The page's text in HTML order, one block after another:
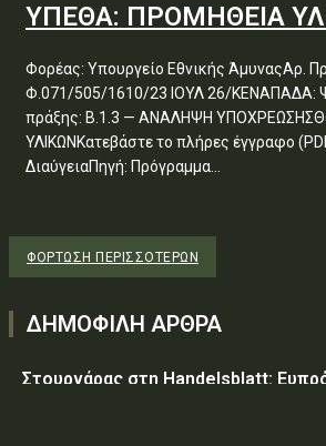
ΥΠΕΘΑ: ΠΡΟΜΗΘΕΙΑ
Φορέας: Υπουργείο Εθνικής ΆμυναςΑρ.
Φ.071/505/1610/23 ΙΟΥΛ 26/ΚΕΝΑΠΑΔΑ:
πράξης: Β.1.3 — ΑΝΑΛΗΨΗ
ΥΛΙΚΩΝΚατεβάστε το πλήρες έγγραφο
ΔιαύγειαΠηγή: Πρόγραμμα...
ΦΌΡΤΩΣΗ ΠΕΡΙΣΣΟΤΈΡΩΝ
ΔΗΜΟΦΙΛΗ ΑΡΘΡΑ
Στουρνάρας στη Handelsblatt: